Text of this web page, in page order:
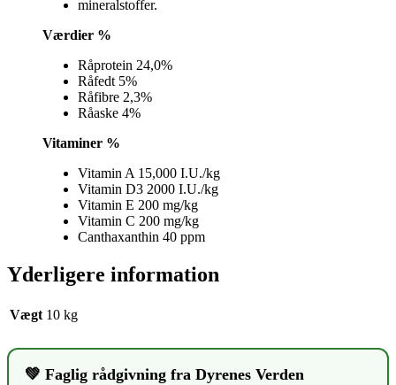
mineralstoffer.
Værdier %
Råprotein 24,0%
Råfedt 5%
Råfibre 2,3%
Råaske 4%
Vitaminer %
Vitamin A 15,000 I.U./kg
Vitamin D3 2000 I.U./kg
Vitamin E 200 mg/kg
Vitamin C 200 mg/kg
Canthaxanthin 40 ppm
Yderligere information
Vægt 10 kg
💚 Faglig rådgivning fra Dyrenes Verden